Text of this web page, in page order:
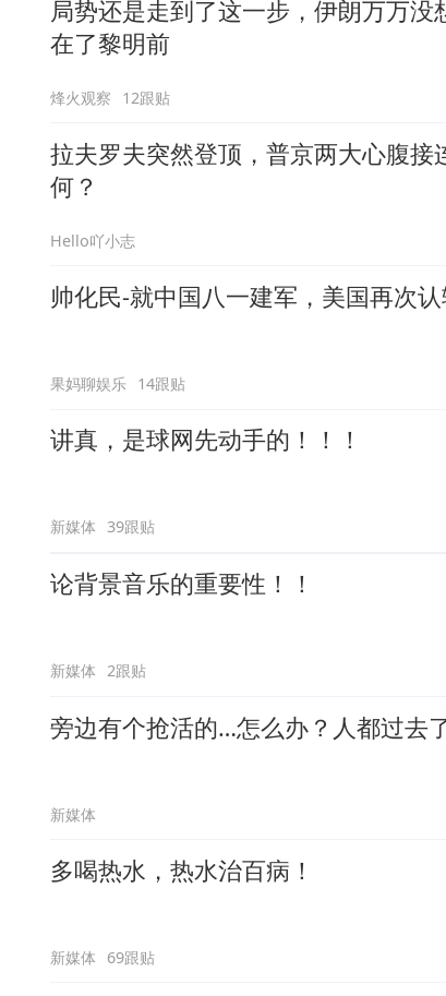
局势还是走到了这一步，伊朗万万没
在了黎明前
烽火观察 12跟贴
拉夫罗夫突然登顶，普京两大心腹接
何？
Hello吖小志
帅化民-就中国八一建军，美国再次认
果妈聊娱乐 14跟贴
讲真，是球网先动手的！！！
新媒体 39跟贴
论背景音乐的重要性！！
新媒体 2跟贴
旁边有个抢活的…怎么办？人都过去
新媒体
多喝热水，热水治百病！
新媒体 69跟贴